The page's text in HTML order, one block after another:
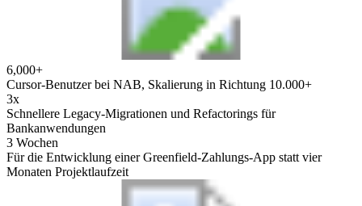
6,000+
Cursor-Benutzer bei NAB, Skalierung in Richtung 10.000+
3x
Schnellere Legacy-Migrationen und Refactorings für
Bankanwendungen
3 Wochen
Für die Entwicklung einer Greenfield-Zahlungs-App statt vier
Monaten Projektlaufzeit